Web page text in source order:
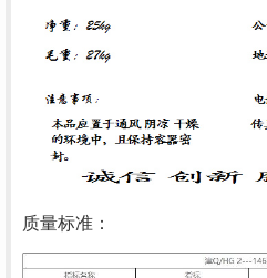
质量标准：